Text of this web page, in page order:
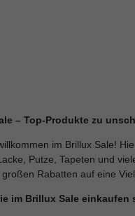
– Top-Produkte zu
im Brillux Sale!
Putze, Tapeten und
Rabatten auf eine
im Brillux Sale einkaufen